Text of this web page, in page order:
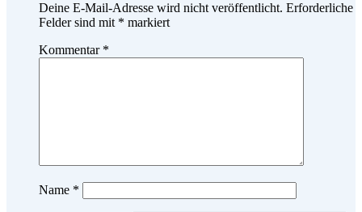
Deine E-Mail-Adresse wird nicht veröffentlicht. Erforderliche
Felder sind mit * markiert
Kommentar *
Name *